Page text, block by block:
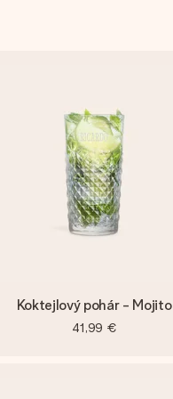
Koktejlový pohár - Mojito
41,99 €